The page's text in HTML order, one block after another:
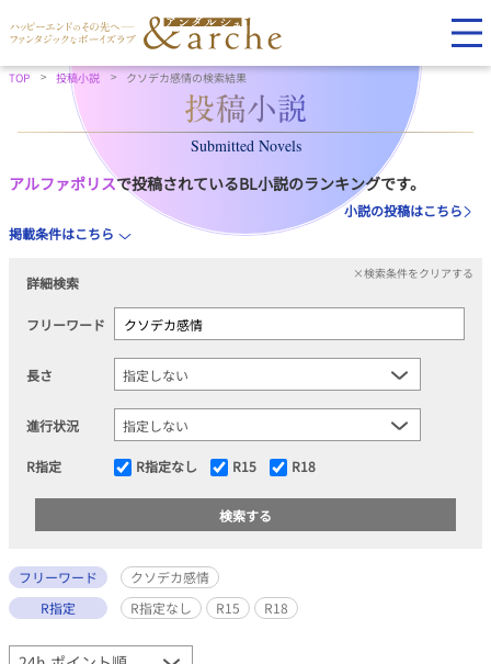
TOP 投稿小説 クソデカ感情の検索結果
Submitted Novels
アルファポリスで投稿されているBL小説のランキングです。
小説の投稿はこちら
掲載条件はこちら
詳細検索
×検索条件をクリアする
フリーワード
長さ
進行状況
R指定 R指定なし R15 R18
フリーワード
クソデカ感情
R指定
R指定なし R15 R18